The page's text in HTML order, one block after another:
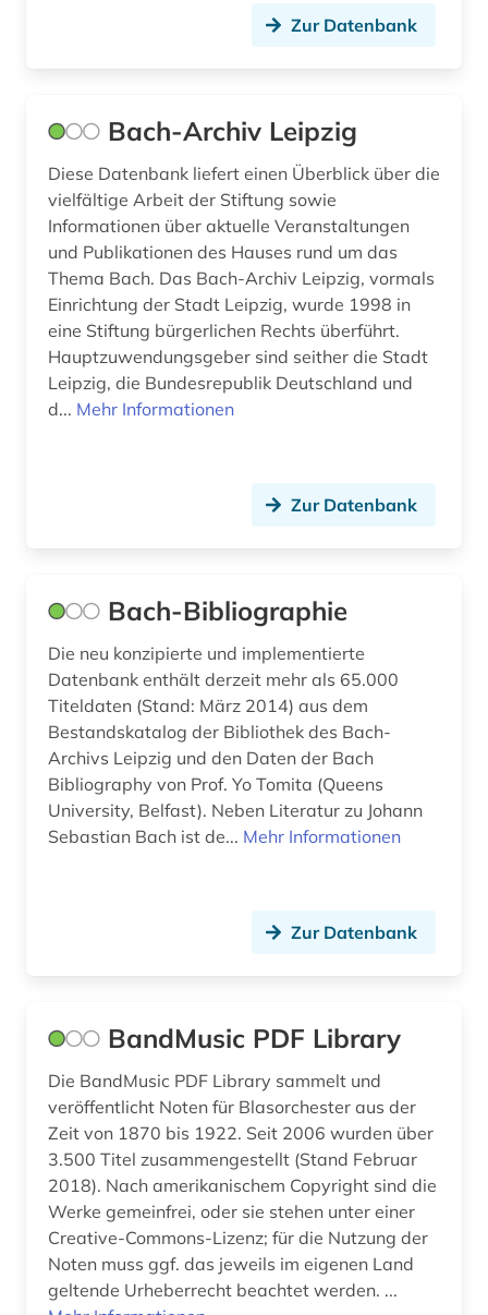
kulturwissenschaften (3)
kunstwerk (1)
kunstzeitschrift (1)
königliches konservatorium der musik zu
leipzig (1)
der stadt kassel (1)
landeskunde (5)
lang (1)
langspielplatte (1)
lasso (1)
latein (4)
lexikon (3)
libanon (1)
librettist (2)
libretto (5)
lied (8)
Zur Datenbank
Bach-Archiv Leipzig
Diese Datenbank liefert einen Überblick über die
vielfältige Arbeit der Stiftung sowie
Informationen über aktuelle Veranstaltungen
und Publikationen des Hauses rund um das
Thema Bach. Das Bach-Archiv Leipzig, vormals
Einrichtung der Stadt Leipzig, wurde 1998 in
eine Stiftung bürgerlichen Rechts überführt.
Hauptzuwendungsgeber sind seither die Stadt
Leipzig, die Bundesrepublik Deutschland und
d... Mehr Informationen
Zur Datenbank
Bach-Bibliographie
Die neu konzipierte und implementierte
Datenbank enthält derzeit mehr als 65.000
Titeldaten (Stand: März 2014) aus dem
Bestandskatalog der Bibliothek des Bach-
Archivs Leipzig und den Daten der Bach
Bibliography von Prof. Yo Tomita (Queens
University, Belfast). Neben Literatur zu Johann
Sebastian Bach ist de... Mehr Informationen
Zur Datenbank
BandMusic PDF Library
Die BandMusic PDF Library sammelt und
veröffentlicht Noten für Blasorchester aus der
Zeit von 1870 bis 1922. Seit 2006 wurden über
3.500 Titel zusammengestellt (Stand Februar
2018). Nach amerikanischem Copyright sind die
Werke gemeinfrei, oder sie stehen unter einer
Creative-Commons-Lizenz; für die Nutzung der
Noten muss ggf. das jeweils im eigenen Land
geltende Urheberrecht beachtet werden. ...